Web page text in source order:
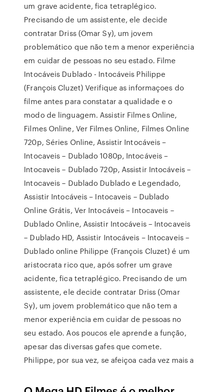
um grave acidente, fica tetraplégico.
Precisando de um assistente, ele decide
contratar Driss (Omar Sy), um jovem
problemático que não tem a menor experiência
em cuidar de pessoas no seu estado. Filme
Intocáveis Dublado - Intocáveis Philippe
(François Cluzet) Verifique as informaçoes do
filme antes para constatar a qualidade e o
modo de linguagem. Assistir Filmes Online,
Filmes Online, Ver Filmes Online, Filmes Online
720p, Séries Online, Assistir Intocáveis –
Intocaveis – Dublado 1080p, Intocáveis –
Intocaveis – Dublado 720p, Assistir Intocáveis –
Intocaveis – Dublado Dublado e Legendado,
Assistir Intocáveis – Intocaveis – Dublado
Online Grátis, Ver Intocáveis – Intocaveis –
Dublado Online, Assistir Intocáveis – Intocaveis
– Dublado HD, Assistir Intocáveis – Intocaveis –
Dublado online Philippe (François Cluzet) é um
aristocrata rico que, após sofrer um grave
acidente, fica tetraplégico. Precisando de um
assistente, ele decide contratar Driss (Omar
Sy), um jovem problemático que não tem a
menor experiência em cuidar de pessoas no
seu estado. Aos poucos ele aprende a função,
apesar das diversas gafes que comete.
Philippe, por sua vez, se afeiçoa cada vez mais a